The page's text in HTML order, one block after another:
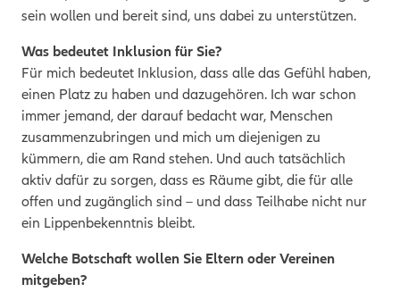
sein wollen und bereit sind, uns dabei zu unterstützen.
Was bedeutet Inklusion für Sie?
Für mich bedeutet Inklusion, dass alle das Gefühl haben,
einen Platz zu haben und dazugehören. Ich war schon
immer jemand, der darauf bedacht war, Menschen
zusammenzubringen und mich um diejenigen zu
kümmern, die am Rand stehen. Und auch tatsächlich
aktiv dafür zu sorgen, dass es Räume gibt, die für alle
offen und zugänglich sind – und dass Teilhabe nicht nur
ein Lippenbekenntnis bleibt.
Welche Botschaft wollen Sie Eltern oder Vereinen
mitgeben?